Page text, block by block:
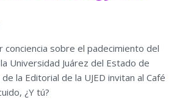
conciencia sobre el padecimiento del
Universidad Juárez del Estado de
la Editorial de la UJED invitan al Café
¿Y tú?